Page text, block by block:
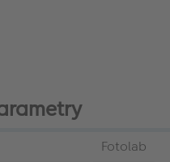
Fotolab